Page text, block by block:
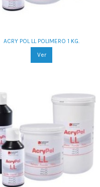
ACRY POL LL POLIMERO 1 KG.
Ver